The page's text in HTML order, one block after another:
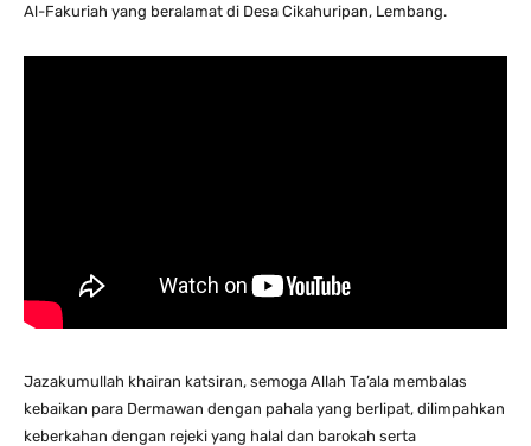
Al-Fakuriah yang beralamat di Desa Cikahuripan, Lembang.
Jazakumullah khairan katsiran, semoga Allah Ta’ala membalas
kebaikan para Dermawan dengan pahala yang berlipat, dilimpahkan
keberkahan dengan rejeki yang halal dan barokah serta